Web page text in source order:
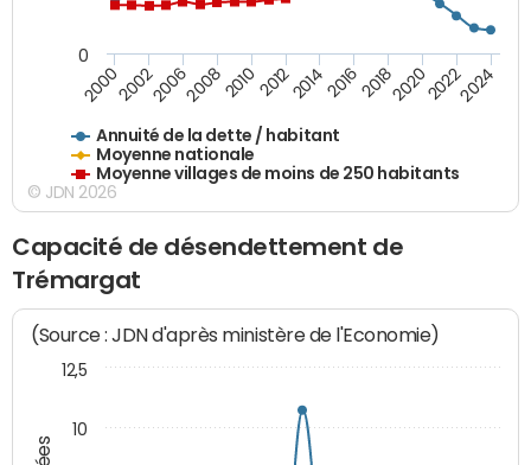
Annuité de la dette / habitant
Moyenne nationale
Moyenne villages de moins de 250 habitants
200020022006200820102012201420162018202020222024
0
© JDN 2026
Capacité de désendettement de
Trémargat
(Source : JDN d'après ministère de l'Economie)
10
12,5